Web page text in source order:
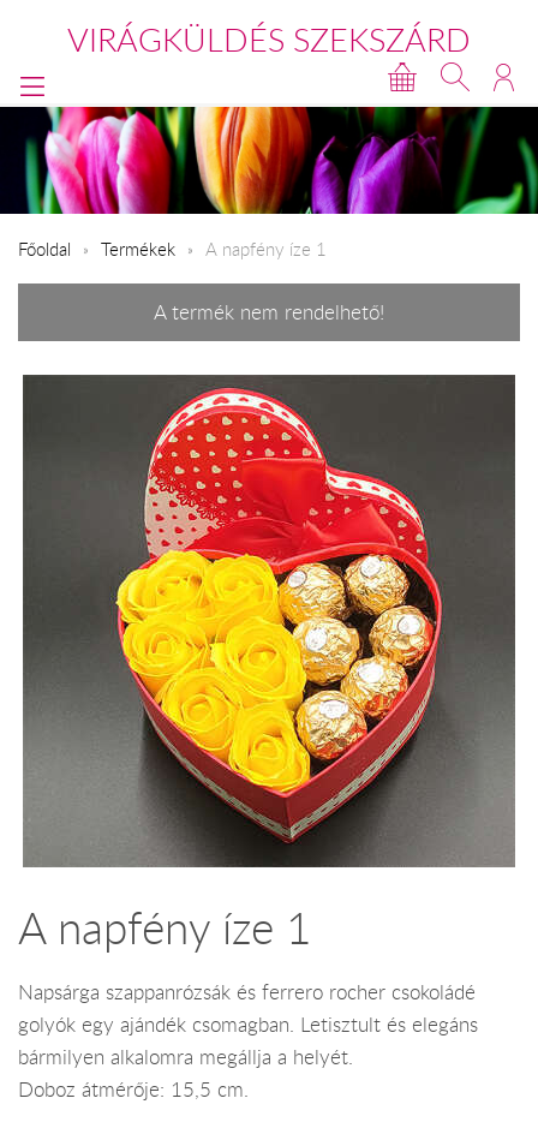
VIRÁGKÜLDÉS SZEKSZÁRD
Főoldal Termékek A napfény íze 1
A termék nem rendelhető!
A napfény íze 1
Napsárga szappanrózsák és ferrero rocher csokoládé
golyók egy ajándék csomagban. Letisztult és elegáns
bármilyen alkalomra megállja a helyét.
Doboz átmérője: 15,5 cm.